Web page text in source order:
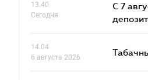
13.40
Сегодня
С 7
14.04
6 августа 2026